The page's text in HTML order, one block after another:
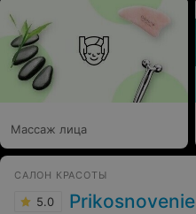
Массаж лица
САЛОН КРАСОТЫ
5.0 Prikosnovenie